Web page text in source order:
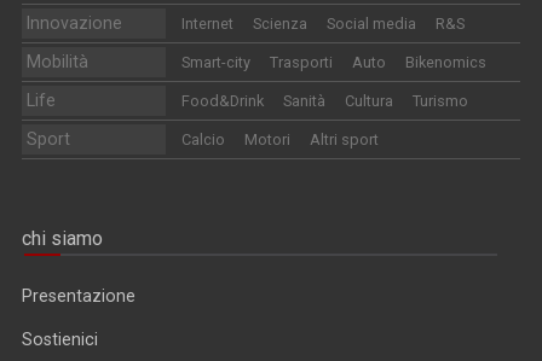
Innovazione Internet Scienza Social media R&S
Mobilità Smart-city Trasporti Auto Bikenomics
Life Food&Drink Sanità Cultura Turismo
Sport Calcio Motori Altri sport
chi siamo
Presentazione
Sostienici